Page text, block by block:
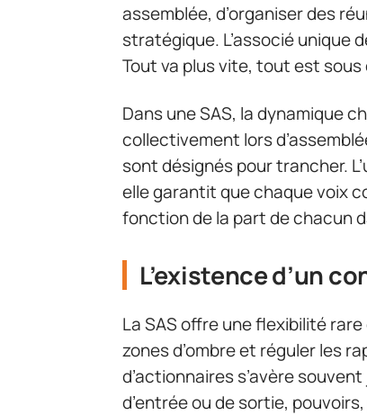
assemblée, d’organiser des
stratégique. L’associé unique
Tout va plus vite, tout est
Dans une SAS, la dynamique
collectivement lors
sont désignés pour trancher.
elle garantit que chaque voix
fonction de la part de chacun
L’existence d’un
La SAS offre une flexibilité
zones d’ombre et réguler les
d’actionnaires s’avère
d’entrée ou de sortie,